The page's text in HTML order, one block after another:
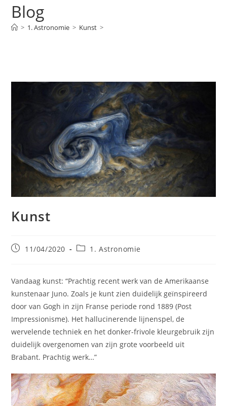
Blog
> 1. Astronomie > Kunst >
Kunst
Bericht11/04/2020 Berichtcategorie:
1. Astronomie
Vandaag kunst: “Prachtig recent werk van de Amerikaanse
kunstenaar Juno. Zoals je kunt zien duidelijk geïnspireerd
door van Gogh in zijn Franse periode rond 1889 (Post
Impressionisme). Het hallucinerende lijnenspel, de
wervelende techniek en het donker-frivole kleurgebruik zijn
duidelijk overgenomen van zijn grote voorbeeld uit
Brabant. Prachtig werk…”